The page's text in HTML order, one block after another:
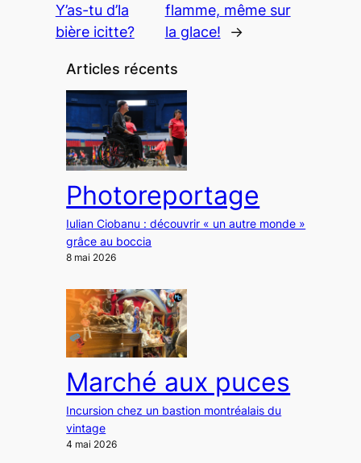
Y’as-tu d’la
bière icitte?
flamme, même sur
la glace!
→
Articles récents
Photoreportage
Iulian Ciobanu : découvrir « un autre monde »
grâce au boccia
8 mai 2026
Marché aux puces
Incursion chez un bastion montréalais du
vintage
4 mai 2026